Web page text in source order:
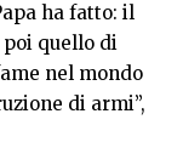
ha fatto: il
quello di
nel mondo
di armi”,